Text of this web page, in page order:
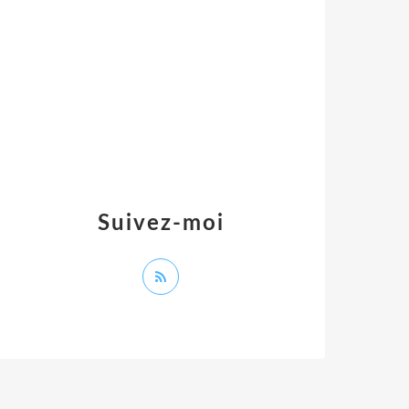
Suivez-moi